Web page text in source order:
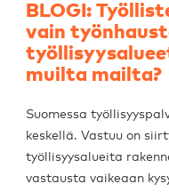
BLOGI:
vain
muilta mailta?
Suomessa
keskellä. Vastuu on
työllisyysalueita
vastausta vaikeaan